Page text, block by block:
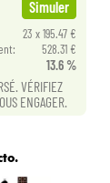
Simuler
23 x 195.47 €
528.31 €
13.6 %
VÉRIFIEZ
ENGAGER.